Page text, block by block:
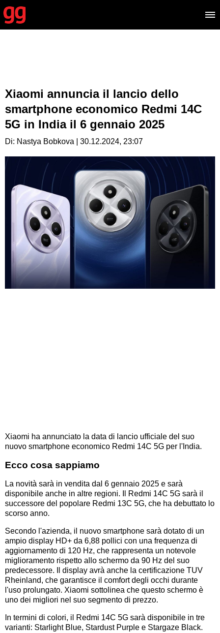
Xiaomi annuncia il lancio dello
smartphone economico Redmi 14C
5G in India il 6 gennaio 2025
Di: Nastya Bobkova | 30.12.2024, 23:07
Xiaomi ha annunciato la data di lancio ufficiale del suo
nuovo smartphone economico Redmi 14C 5G per l'India.
Ecco cosa sappiamo
La novità sarà in vendita dal 6 gennaio 2025 e sarà
disponibile anche in altre regioni. Il Redmi 14C 5G sarà il
successore del popolare Redmi 13C 5G, che ha debuttato lo
scorso anno.
Secondo l'azienda, il nuovo smartphone sarà dotato di un
ampio display HD+ da 6,88 pollici con una frequenza di
aggiornamento di 120 Hz, che rappresenta un notevole
miglioramento rispetto allo schermo da 90 Hz del suo
predecessore. Il display avrà anche la certificazione TUV
Rheinland, che garantisce il comfort degli occhi durante
l'uso prolungato. Xiaomi sottolinea che questo schermo è
uno dei migliori nel suo segmento di prezzo.
In termini di colori, il Redmi 14C 5G sarà disponibile in tre
varianti: Starlight Blue, Stardust Purple e Stargaze Black.